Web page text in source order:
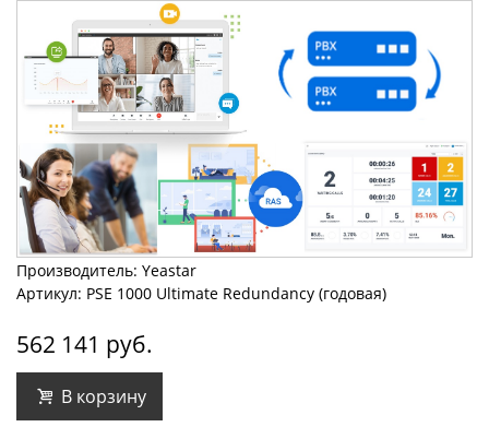
Производитель: Yeastar
Артикул: PSE 1000 Ultimate Redundancy (годовая)
562 141 руб.
В корзину